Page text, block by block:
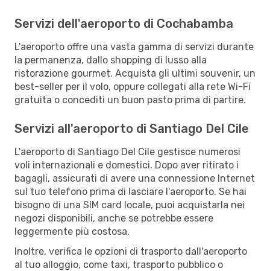
Servizi dell'aeroporto di Cochabamba
L'aeroporto offre una vasta gamma di servizi durante
la permanenza, dallo shopping di lusso alla
ristorazione gourmet. Acquista gli ultimi souvenir, un
best-seller per il volo, oppure collegati alla rete Wi-Fi
gratuita o concediti un buon pasto prima di partire.
Servizi all'aeroporto di Santiago Del Cile
L'aeroporto di Santiago Del Cile gestisce numerosi
voli internazionali e domestici. Dopo aver ritirato i
bagagli, assicurati di avere una connessione Internet
sul tuo telefono prima di lasciare l'aeroporto. Se hai
bisogno di una SIM card locale, puoi acquistarla nei
negozi disponibili, anche se potrebbe essere
leggermente più costosa.
Inoltre, verifica le opzioni di trasporto dall'aeroporto
al tuo alloggio, come taxi, trasporto pubblico o